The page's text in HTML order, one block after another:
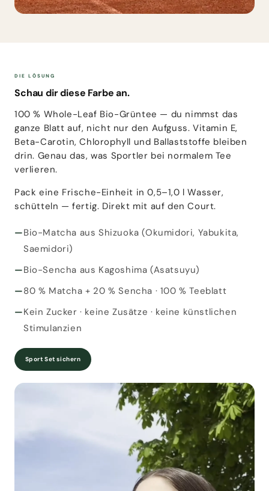
DIE LÖSUNG
Schau dir diese Farbe an.
100 % Whole-Leaf Bio-Grüntee — du nimmst das
ganze Blatt auf, nicht nur den Aufguss. Vitamin E,
Beta-Carotin, Chlorophyll und Ballaststoffe bleiben
drin. Genau das, was Sportler bei normalem Tee
verlieren.
Pack eine Frische-Einheit in 0,5–1,0 l Wasser,
schütteln — fertig. Direkt mit auf den Court.
Bio-Matcha aus Shizuoka (Okumidori, Yabukita,
Saemidori)
Bio-Sencha aus Kagoshima (Asatsuyu)
80 % Matcha + 20 % Sencha · 100 % Teeblatt
Kein Zucker · keine Zusätze · keine künstlichen
Stimulanzien
Sport Set sichern